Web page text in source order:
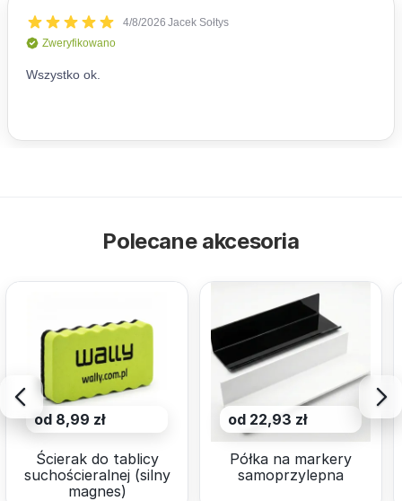
Polecane akcesoria
od 8,99 zł
Ścierak do tablicy
suchościeralnej (silny
magnes)
od 22,93 zł
Półka na markery
samoprzylepna